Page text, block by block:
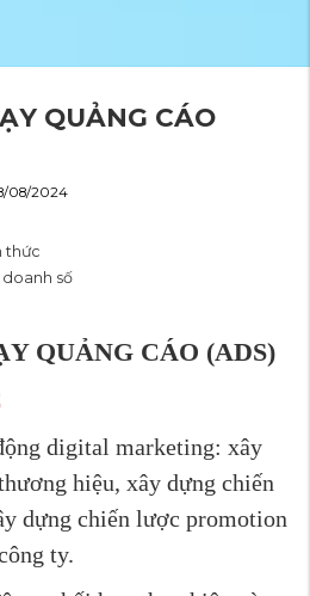
QUẢNG CÁO
08/2024
thức
doanh số
QUẢNG CÁO (ADS)
digital marketing: xây
hiệu, xây dựng chiến
dựng chiến lược promotion
ty.